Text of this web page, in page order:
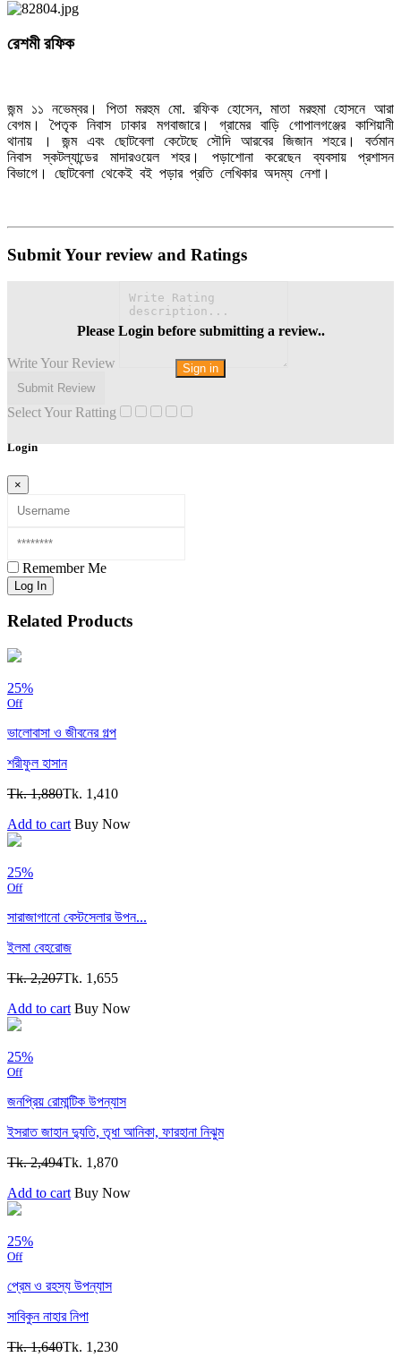
রেশমী রফিক
জন্ম ১১ নভেম্বর। পিতা মরহুম মাে. রফিক হােসেন, মাতা মরহুমা হােসনে আরা
বেগম। পৈতৃক নিবাস ঢাকার মগবাজারে। গ্রামের বাড়ি গােপালগঞ্জের কাশিয়ানী
থানায় । জন্ম এবং ছােটবেলা কেটেছে সৌদি আরবের জিজান শহরে। বর্তমান
নিবাস স্কটল্যান্ডের মাদারওয়েল শহর। পড়াশােনা করেছেন ব্যবসায় প্রশাসন
বিভাগে। ছােটবেলা থেকেই বই পড়ার প্রতি লেখিকার অদম্য নেশা।
Submit Your review and Ratings
Write Your Review
Select Your Ratting
Please Login before submitting a review..
Sign in
Login
×
Remember Me
Log In
Related Products
25%
Off
ভালোবাসা ও জীবনের গল্প
শরীফুল হাসান
Tk. 1,880Tk. 1,410
Add to cart Buy Now
25%
Off
সারাজাগানো বেস্টসেলার উপন...
ইলমা বেহরোজ
Tk. 2,207Tk. 1,655
Add to cart Buy Now
25%
Off
জনপ্রিয় রোমান্টিক উপন্যাস
ইসরাত জাহান দ্যুতি,তৃধা আনিকা, ফারহানা নিঝুম
Tk. 2,494Tk. 1,870
Add to cart Buy Now
25%
Off
প্রেম ও রহস্য উপন্যাস
সাবিকুন নাহার নিপা
Tk. 1,640Tk. 1,230